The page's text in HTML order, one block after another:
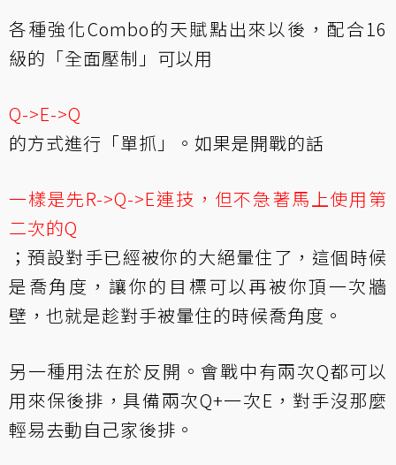
各種強化Combo的天賦點出來以後，配合16
級的「全面壓制」可以用
Q->E->Q
的方式進行「單抓」。如果是開戰的話
一樣是先R->Q->E連技，但不急著馬上使用第
二次的Q
；預設對手已經被你的大絕暈住了，這個時候
是喬角度，讓你的目標可以再被你頂一次牆
壁，也就是趁對手被暈住的時候喬角度。
另一種用法在於反開。會戰中有兩次Q都可以
用來保後排，具備兩次Q+一次E，對手沒那麼
輕易去動自己家後排。